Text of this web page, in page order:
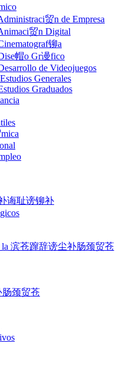
贸n de Empresa
贸n Digital
铆a
帽o Gr谩fico
de Videojuegos
Generales
Graduados
诲耻谤铆补
la 滨苍蹿辞谤尘补肠颈贸苍
肠颈贸苍